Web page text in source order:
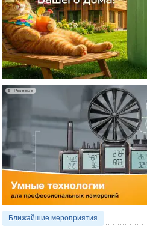
ВЧЕРА
21-й ежегодный
«ЦОД-2026»
Мероприятие пройдет
отеле Radisson
посетит более двух
ВЧЕРА
Китайская
линейку
«воздух-вода» на
Серия ThermaX R290
включает три модели
4 АВГУСТА 2026
Тепловые насосы
солнечной
накопителем
потребление на
Исследователи из
4 АВГУСТА 2026
Реклама
Ближайшие мероприятия